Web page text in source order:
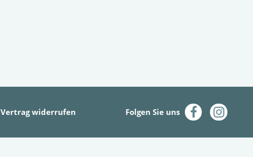
Vertrag widerrufen Folgen Sie uns